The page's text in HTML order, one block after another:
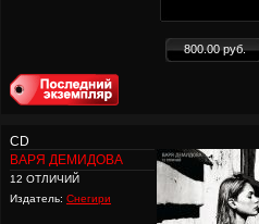
800.00 руб.
CD
ВАРЯ ДЕМИДОВА
12 ОТЛИЧИЙ
Издатель: Снегири